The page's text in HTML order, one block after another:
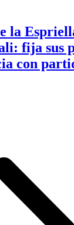
la
fija sus
con